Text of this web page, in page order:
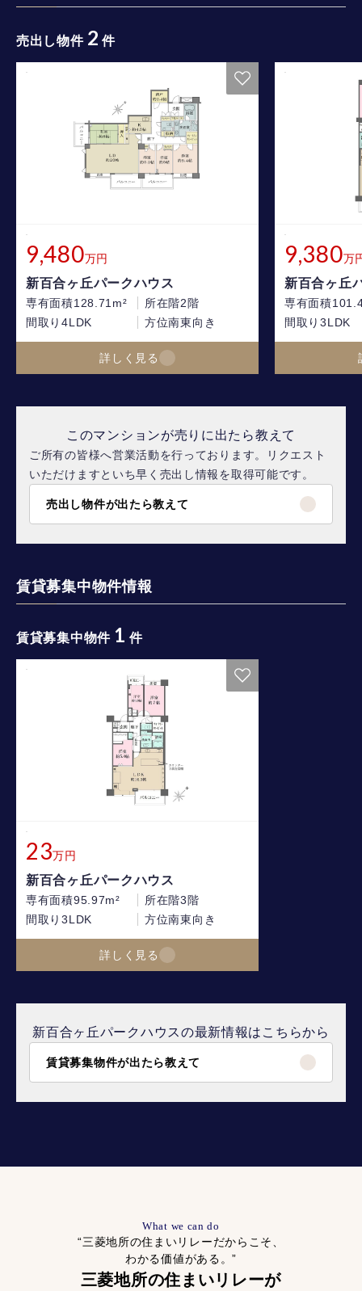
売出し物件 2 件
9,480万円
新百合ヶ丘パークハウス
専有面積128.71m² 所在階2階
間取り4LDK 方位南東向き
詳しく見る
9,380万
新百合ヶ丘
専有面積
間取り3LDK
このマンションが売りに出たら教えて
ご所有の皆様へ営業活動を行っております。リクエスト
いただけますといち早く売出し情報を取得可能です。
売出し物件が出たら教えて
賃貸募集中物件情報
賃貸募集中物件 1 件
23万円
新百合ヶ丘パークハウス
専有面積95.97m² 所在階3階
間取り3LDK 方位南東向き
詳しく見る
新百合ヶ丘パークハウスの最新情報はこちらから
賃貸募集物件が出たら教えて
What we can do
“三菱地所の住まいリレーだからこそ、
わかる価値がある。”
三菱地所の住まいリレーが